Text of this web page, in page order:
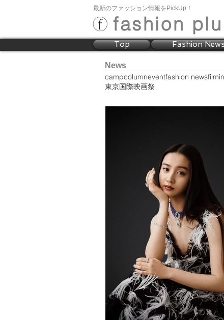
最新のファッション情報をPickUp！
fashion
Top Fashion
campcolumneventfashion newsfilm
東京国際映画祭
News